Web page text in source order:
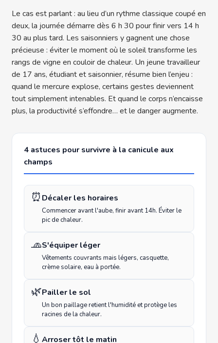
Le cas est parlant : au lieu d’un rythme classique coupé en
deux, la journée démarre dès 6 h 30 pour finir vers 14 h
30 au plus tard. Les saisonniers y gagnent une chose
précieuse : éviter le moment où le soleil transforme les
rangs de vigne en couloir de chaleur. Un jeune travailleur
de 17 ans, étudiant et saisonnier, résume bien l’enjeu :
quand le mercure explose, certains gestes deviennent
tout simplement intenables. Et quand le corps n’encaisse
plus, la productivité s’effondre… et le danger augmente.
4 astuces pour survivre à la canicule aux
champs
⏰ Décaler les horaires
Commencer avant l'aube, finir avant 14h. Éviter le
pic de chaleur.
🧢S'équiper léger
Vêtements couvrants mais légers, casquette,
crème solaire, eau à portée.
🌿Pailler le sol
Un bon paillage retient l'humidité et protège les
racines de la chaleur.
💧 Arroser tôt le matin